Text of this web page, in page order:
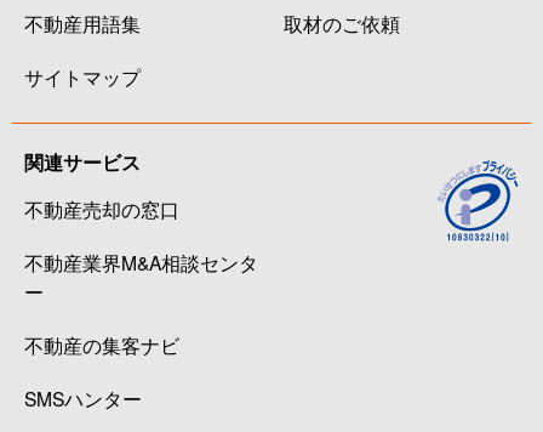
不動産用語集
サイトマップ
取材のご依頼
関連サービス
不動産売却の窓口
不動産業界M&A相談センタ
ー
不動産の集客ナビ
SMSハンター